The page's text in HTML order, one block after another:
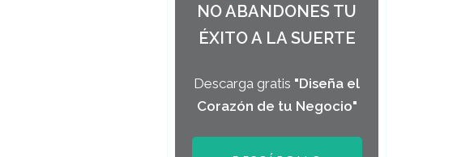
NO ABANDONES TU
ÉXITO A LA SUERTE
Descarga gratis "Diseña el
Corazón de tu Negocio"